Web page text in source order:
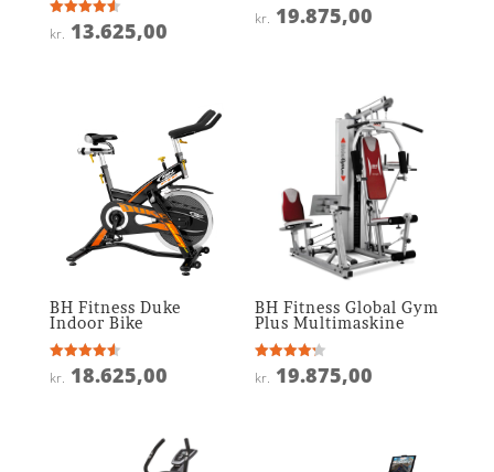
Vurderet
4.6
kr. 13.625,00
Vurderet
4.9
kr. 19.875,00
BH Fitness Duke
Indoor Bike
Vurderet
4.6
kr. 18.625,00
BH Fitness Global Gym
Plus Multimaskine
Vurderet
4.2
kr. 19.875,00